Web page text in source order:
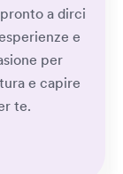
a dirci
e
per
e capire
te.